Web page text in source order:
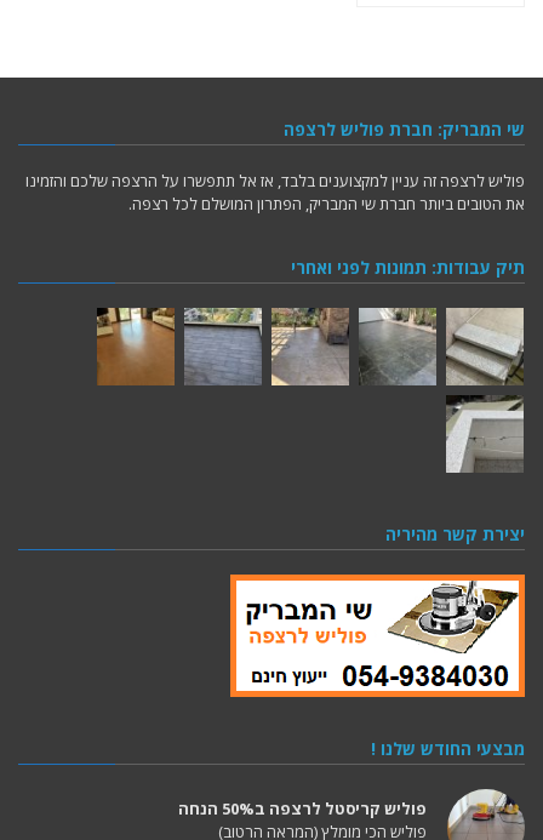
שי המבריק: חברת פוליש לרצפה
פוליש לרצפה זה עניין למקצוענים בלבד, אז אל תתפשרו על הרצפה שלכם והזמינו
את הטובים ביותר חברת שי המבריק, הפתרון המושלם לכל רצפה.
תיק עבודות: תמונות לפני ואחרי
יצירת קשר מהיריה
מבצעי החודש שלנו !
פוליש קריסטל לרצפה ב50% הנחה
פוליש הכי מומלץ (המראה הרטוב)
חידוש מרצפות ישנות ב30% הנחה
שדרוג הרצפה 100% תוצאות